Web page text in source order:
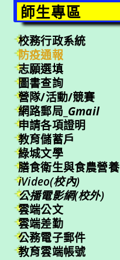
師生專區
校務行政系統
防疫通報
志願選填
圖書查詢
營隊/活動/競賽
網路郵局_ Gmail
申請各項證明
教育儲蓄戶
綠城文學
膳食衛生與食農營養
iVideo(校內)
公播電影網(校外)
雲端公文
雲端差勤
公務電子郵件
教育雲端帳號